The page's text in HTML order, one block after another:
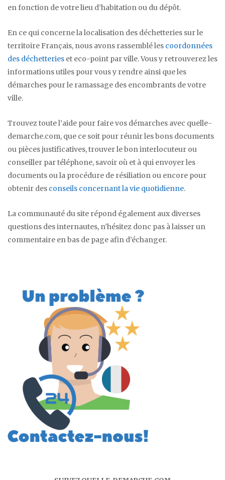
en fonction de votre lieu d’habitation ou du dépôt.
En ce qui concerne la localisation des déchetteries sur le
territoire Français, nous avons rassemblé les coordonnées
des déchetteries et eco-point par ville. Vous y retrouverez les
informations utiles pour vous y rendre ainsi que les
démarches pour le ramassage des encombrants de votre
ville.
Trouvez toute l’aide pour faire vos démarches avec quelle-
demarche.com, que ce soit pour réunir les bons documents
ou pièces justificatives, trouver le bon interlocuteur ou
conseiller par téléphone, savoir où et à qui envoyer les
documents ou la procédure de résiliation ou encore pour
obtenir des conseils concernant la vie quotidienne.
La communauté du site répond également aux diverses
questions des internautes, n’hésitez donc pas à laisser un
commentaire en bas de page afin d’échanger.